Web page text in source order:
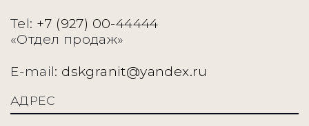
Tel: +7 (927) 00-44444
«Отдел продаж»
E-mail: dskgranit@yandex.ru
АДРЕС